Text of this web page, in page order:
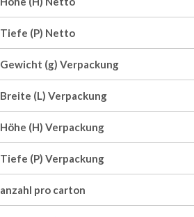
Tiefe (P) Netto
Gewicht (g) Verpackung
Breite (L) Verpackung
Höhe (H) Verpackung
Tiefe (P) Verpackung
anzahl pro carton